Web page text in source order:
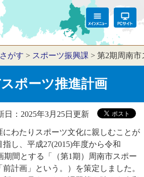
がす > スポーツ振興課 > 第2期周南
ポーツ推進計画
日：2025年3月25日更新
わたりスポーツ文化に親しむことが
し、平成27(2015)年度から令和
期間とする「（第1期）周南市スポー
計画」という。）を策定しました。